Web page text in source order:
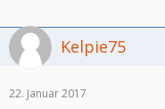
Kelpie75
22. Januar 2017